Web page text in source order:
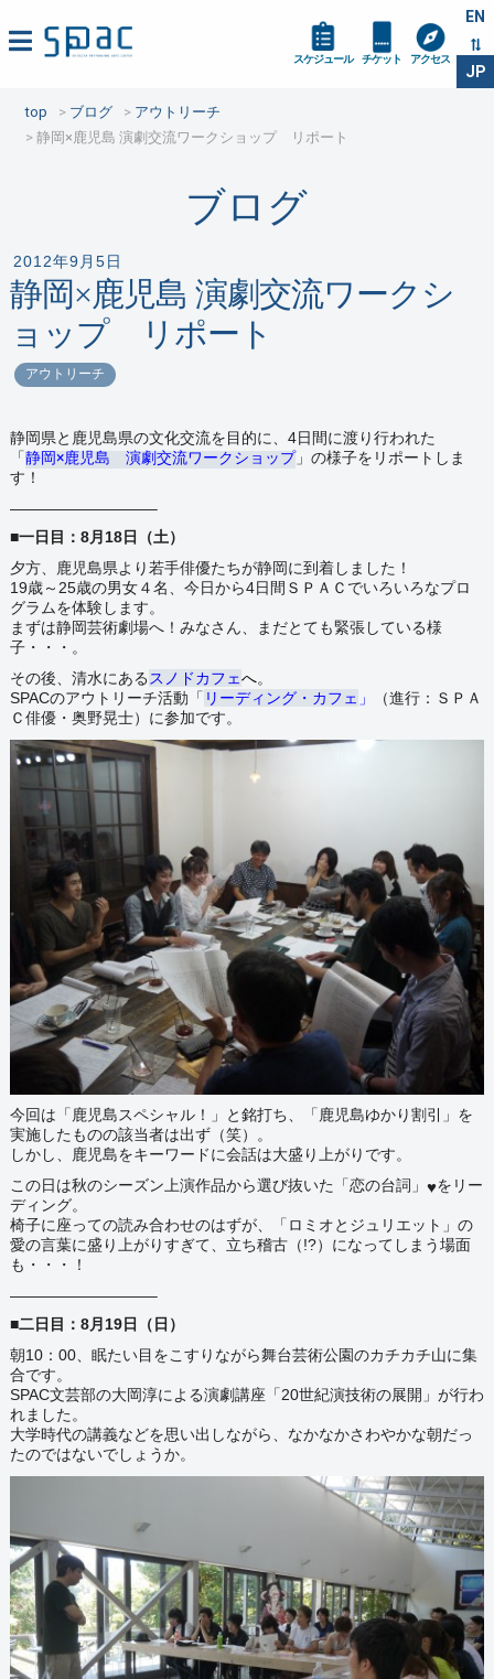
EN
JP
スケジュール チケット アクセス
top ブログ
アウトリーチ
静岡×鹿児島 演劇交流ワークショップ リポート
ブログ
2012年9月5日
静岡×鹿児島 演劇交流ワークシ
ョップ リポート
アウトリーチ
静岡県と鹿児島県の文化交流を目的に、 4日間に渡り行われた
「静岡×鹿児島 演劇交流ワークショップ」の様子をリポートしま
す！
—————————–
■一日目：8月18日（土）
夕方、鹿児島県より若手俳優たちが静岡に到着しました！
19歳～25歳の男女４名、今日から4日間ＳＰＡＣでいろいろなプロ
グラムを体験します。
まずは静岡芸術劇場へ！みなさん、まだとても緊張している様
子・・・。
その後、清水にある スノドカフェへ。
SPACのアウトリーチ活動 「 リーディング・カフェ 」 （進行： ＳＰＡ
Ｃ俳優・奥野晃士）に参加です。
今回は「鹿児島スペシャル！」と銘打ち、「鹿児島ゆかり割引」を
実施したものの該当者は出ず（笑）。
しかし、鹿児島をキーワードに会話は大盛り上がりです。
この日は秋のシーズン上演作品から選び抜いた
「恋の台詞 」 ♥をリー
ディング。
椅子に座っての読み合わせのはずが、「ロミオとジュリエット」の
愛の言葉に盛り上がりすぎて、立ち稽古（!?）になってしまう場面
も・・・！
—————————–
■二日目：8月19日（日）
朝10：00、眠たい目をこすりながら舞台芸術公園のカチカチ山に集
合です。
SPAC文芸部の大岡淳による演劇講座「20世紀演技術の展開」が行わ
れました。
大学時代の講義などを思い出しながら、なかなかさわやかな朝だっ
たのではないでしょうか。